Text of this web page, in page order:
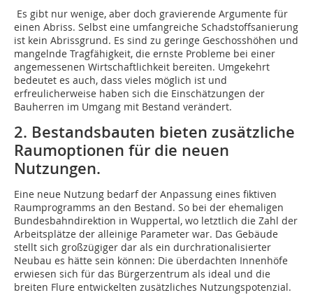
Es gibt nur wenige, aber doch gravierende Argumente für
einen Abriss. Selbst eine umfangreiche Schadstoffsanierung
ist kein Abrissgrund. Es sind zu geringe Geschosshöhen und
mangelnde Tragfähigkeit, die ernste Probleme bei einer
angemessenen Wirtschaftlichkeit bereiten. Umgekehrt
bedeutet es auch, dass vieles möglich ist und
erfreulicherweise haben sich die Einschätzungen der
Bauherren im Umgang mit Bestand verändert.
2. Bestandsbauten bieten zusätzliche
Raumoptionen für die neuen
Nutzungen.
Eine neue Nutzung bedarf der Anpassung eines fiktiven
Raumprogramms an den Bestand. So bei der ehemaligen
Bundesbahndirektion in Wuppertal, wo letztlich die Zahl der
Arbeitsplätze der alleinige Parameter war. Das Gebäude
stellt sich großzügiger dar als ein durchrationalisierter
Neubau es hätte sein können: Die überdachten Innenhöfe
erwiesen sich für das Bürgerzentrum als ideal und die
breiten Flure entwickelten zusätzliches Nutzungspotenzial.